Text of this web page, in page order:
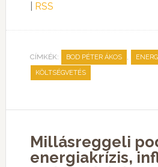
RSS
CÍMKÉK: BOD PÉTER ÁKOS ,
KÖLTSÉGVETÉS
Millásreggeli
energiakrízis,